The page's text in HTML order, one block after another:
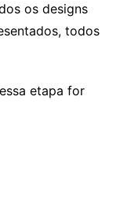
os designs
todos
etapa for